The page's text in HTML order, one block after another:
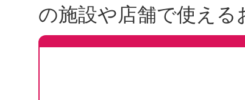
の施設や店舗で使える